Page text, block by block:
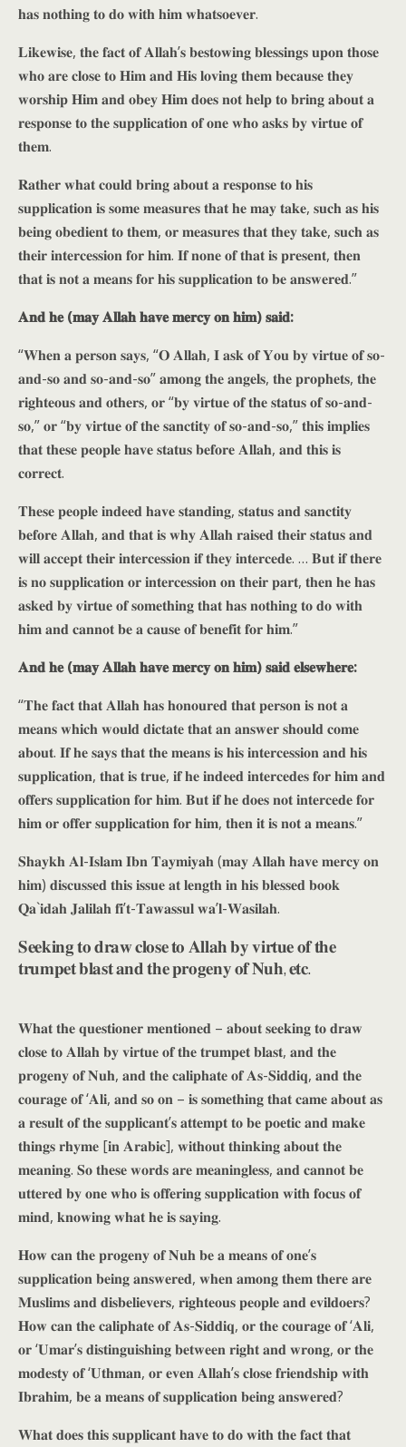
𝐡𝐚𝐬 𝐧𝐨𝐭𝐡𝐢𝐧𝐠 𝐭𝐨 𝐝𝐨 𝐰𝐢𝐭𝐡 𝐡𝐢𝐦 𝐰𝐡𝐚𝐭𝐬𝐨𝐞𝐯𝐞𝐫.
𝐋𝐢𝐤𝐞𝐰𝐢𝐬𝐞, 𝐭𝐡𝐞 𝐟𝐚𝐜𝐭 𝐨𝐟 𝐀𝐥𝐥𝐚𝐡’𝐬 𝐛𝐞𝐬𝐭𝐨𝐰𝐢𝐧𝐠 𝐛𝐥𝐞𝐬𝐬𝐢𝐧𝐠𝐬 𝐮𝐩𝐨𝐧 𝐭𝐡𝐨𝐬𝐞
𝐰𝐡𝐨 𝐚𝐫𝐞 𝐜𝐥𝐨𝐬𝐞 𝐭𝐨 𝐇𝐢𝐦 𝐚𝐧𝐝 𝐇𝐢𝐬 𝐥𝐨𝐯𝐢𝐧𝐠 𝐭𝐡𝐞𝐦 𝐛𝐞𝐜𝐚𝐮𝐬𝐞 𝐭𝐡𝐞𝐲
𝐰𝐨𝐫𝐬𝐡𝐢𝐩 𝐇𝐢𝐦 𝐚𝐧𝐝 𝐨𝐛𝐞𝐲 𝐇𝐢𝐦 𝐝𝐨𝐞𝐬 𝐧𝐨𝐭 𝐡𝐞𝐥𝐩 𝐭𝐨 𝐛𝐫𝐢𝐧𝐠 𝐚𝐛𝐨𝐮𝐭 𝐚
𝐫𝐞𝐬𝐩𝐨𝐧𝐬𝐞 𝐭𝐨 𝐭𝐡𝐞 𝐬𝐮𝐩𝐩𝐥𝐢𝐜𝐚𝐭𝐢𝐨𝐧 𝐨𝐟 𝐨𝐧𝐞 𝐰𝐡𝐨 𝐚𝐬𝐤𝐬 𝐛𝐲 𝐯𝐢𝐫𝐭𝐮𝐞 𝐨𝐟
𝐭𝐡𝐞𝐦.
𝐑𝐚𝐭𝐡𝐞𝐫 𝐰𝐡𝐚𝐭 𝐜𝐨𝐮𝐥𝐝 𝐛𝐫𝐢𝐧𝐠 𝐚𝐛𝐨𝐮𝐭 𝐚 𝐫𝐞𝐬𝐩𝐨𝐧𝐬𝐞 𝐭𝐨 𝐡𝐢𝐬
𝐬𝐮𝐩𝐩𝐥𝐢𝐜𝐚𝐭𝐢𝐨𝐧 𝐢𝐬 𝐬𝐨𝐦𝐞 𝐦𝐞𝐚𝐬𝐮𝐫𝐞𝐬 𝐭𝐡𝐚𝐭 𝐡𝐞 𝐦𝐚𝐲 𝐭𝐚𝐤𝐞, 𝐬𝐮𝐜𝐡 𝐚𝐬 𝐡𝐢𝐬
𝐛𝐞𝐢𝐧𝐠 𝐨𝐛𝐞𝐝𝐢𝐞𝐧𝐭 𝐭𝐨 𝐭𝐡𝐞𝐦, 𝐨𝐫 𝐦𝐞𝐚𝐬𝐮𝐫𝐞𝐬 𝐭𝐡𝐚𝐭 𝐭𝐡𝐞𝐲 𝐭𝐚𝐤𝐞, 𝐬𝐮𝐜𝐡 𝐚𝐬
𝐭𝐡𝐞𝐢𝐫 𝐢𝐧𝐭𝐞𝐫𝐜𝐞𝐬𝐬𝐢𝐨𝐧 𝐟𝐨𝐫 𝐡𝐢𝐦. 𝐈𝐟 𝐧𝐨𝐧𝐞 𝐨𝐟 𝐭𝐡𝐚𝐭 𝐢𝐬 𝐩𝐫𝐞𝐬𝐞𝐧𝐭, 𝐭𝐡𝐞𝐧
𝐭𝐡𝐚𝐭 𝐢𝐬 𝐧𝐨𝐭 𝐚 𝐦𝐞𝐚𝐧𝐬 𝐟𝐨𝐫 𝐡𝐢𝐬 𝐬𝐮𝐩𝐩𝐥𝐢𝐜𝐚𝐭𝐢𝐨𝐧 𝐭𝐨 𝐛𝐞 𝐚𝐧𝐬𝐰𝐞𝐫𝐞𝐝.”
𝐀𝐧𝐝 𝐡𝐞 (𝐦𝐚𝐲 𝐀𝐥𝐥𝐚𝐡 𝐡𝐚𝐯𝐞 𝐦𝐞𝐫𝐜𝐲 𝐨𝐧 𝐡𝐢𝐦) 𝐬𝐚𝐢𝐝:
“𝐖𝐡𝐞𝐧 𝐚 𝐩𝐞𝐫𝐬𝐨𝐧 𝐬𝐚𝐲𝐬, “𝐎 𝐀𝐥𝐥𝐚𝐡, 𝐈 𝐚𝐬𝐤 𝐨𝐟 𝐘𝐨𝐮 𝐛𝐲 𝐯𝐢𝐫𝐭𝐮𝐞 𝐨𝐟 𝐬𝐨-
𝐚𝐧𝐝-𝐬𝐨 𝐚𝐧𝐝 𝐬𝐨-𝐚𝐧𝐝-𝐬𝐨” 𝐚𝐦𝐨𝐧𝐠 𝐭𝐡𝐞 𝐚𝐧𝐠𝐞𝐥𝐬, 𝐭𝐡𝐞 𝐩𝐫𝐨𝐩𝐡𝐞𝐭𝐬, 𝐭𝐡𝐞
𝐫𝐢𝐠𝐡𝐭𝐞𝐨𝐮𝐬 𝐚𝐧𝐝 𝐨𝐭𝐡𝐞𝐫𝐬, 𝐨𝐫 “𝐛𝐲 𝐯𝐢𝐫𝐭𝐮𝐞 𝐨𝐟 𝐭𝐡𝐞 𝐬𝐭𝐚𝐭𝐮𝐬 𝐨𝐟 𝐬𝐨-𝐚𝐧𝐝-
𝐬𝐨,” 𝐨𝐫 “𝐛𝐲 𝐯𝐢𝐫𝐭𝐮𝐞 𝐨𝐟 𝐭𝐡𝐞 𝐬𝐚𝐧𝐜𝐭𝐢𝐭𝐲 𝐨𝐟 𝐬𝐨-𝐚𝐧𝐝-𝐬𝐨,” 𝐭𝐡𝐢𝐬 𝐢𝐦𝐩𝐥𝐢𝐞𝐬
𝐭𝐡𝐚𝐭 𝐭𝐡𝐞𝐬𝐞 𝐩𝐞𝐨𝐩𝐥𝐞 𝐡𝐚𝐯𝐞 𝐬𝐭𝐚𝐭𝐮𝐬 𝐛𝐞𝐟𝐨𝐫𝐞 𝐀𝐥𝐥𝐚𝐡, 𝐚𝐧𝐝 𝐭𝐡𝐢𝐬 𝐢𝐬
𝐜𝐨𝐫𝐫𝐞𝐜𝐭.
𝐓𝐡𝐞𝐬𝐞 𝐩𝐞𝐨𝐩𝐥𝐞 𝐢𝐧𝐝𝐞𝐞𝐝 𝐡𝐚𝐯𝐞 𝐬𝐭𝐚𝐧𝐝𝐢𝐧𝐠, 𝐬𝐭𝐚𝐭𝐮𝐬 𝐚𝐧𝐝 𝐬𝐚𝐧𝐜𝐭𝐢𝐭𝐲
𝐛𝐞𝐟𝐨𝐫𝐞 𝐀𝐥𝐥𝐚𝐡, 𝐚𝐧𝐝 𝐭𝐡𝐚𝐭 𝐢𝐬 𝐰𝐡𝐲 𝐀𝐥𝐥𝐚𝐡 𝐫𝐚𝐢𝐬𝐞𝐝 𝐭𝐡𝐞𝐢𝐫 𝐬𝐭𝐚𝐭𝐮𝐬 𝐚𝐧𝐝
𝐰𝐢𝐥𝐥 𝐚𝐜𝐜𝐞𝐩𝐭 𝐭𝐡𝐞𝐢𝐫 𝐢𝐧𝐭𝐞𝐫𝐜𝐞𝐬𝐬𝐢𝐨𝐧 𝐢𝐟 𝐭𝐡𝐞𝐲 𝐢𝐧𝐭𝐞𝐫𝐜𝐞𝐝𝐞. … 𝐁𝐮𝐭 𝐢𝐟 𝐭𝐡𝐞𝐫𝐞
𝐢𝐬 𝐧𝐨 𝐬𝐮𝐩𝐩𝐥𝐢𝐜𝐚𝐭𝐢𝐨𝐧 𝐨𝐫 𝐢𝐧𝐭𝐞𝐫𝐜𝐞𝐬𝐬𝐢𝐨𝐧 𝐨𝐧 𝐭𝐡𝐞𝐢𝐫 𝐩𝐚𝐫𝐭, 𝐭𝐡𝐞𝐧 𝐡𝐞 𝐡𝐚𝐬
𝐚𝐬𝐤𝐞𝐝 𝐛𝐲 𝐯𝐢𝐫𝐭𝐮𝐞 𝐨𝐟 𝐬𝐨𝐦𝐞𝐭𝐡𝐢𝐧𝐠 𝐭𝐡𝐚𝐭 𝐡𝐚𝐬 𝐧𝐨𝐭𝐡𝐢𝐧𝐠 𝐭𝐨 𝐝𝐨 𝐰𝐢𝐭𝐡
𝐡𝐢𝐦 𝐚𝐧𝐝 𝐜𝐚𝐧𝐧𝐨𝐭 𝐛𝐞 𝐚 𝐜𝐚𝐮𝐬𝐞 𝐨𝐟 𝐛𝐞𝐧𝐞𝐟𝐢𝐭 𝐟𝐨𝐫 𝐡𝐢𝐦.”
𝐀𝐧𝐝 𝐡𝐞 (𝐦𝐚𝐲 𝐀𝐥𝐥𝐚𝐡 𝐡𝐚𝐯𝐞 𝐦𝐞𝐫𝐜𝐲 𝐨𝐧 𝐡𝐢𝐦) 𝐬𝐚𝐢𝐝 𝐞𝐥𝐬𝐞𝐰𝐡𝐞𝐫𝐞:
“𝐓𝐡𝐞 𝐟𝐚𝐜𝐭 𝐭𝐡𝐚𝐭 𝐀𝐥𝐥𝐚𝐡 𝐡𝐚𝐬 𝐡𝐨𝐧𝐨𝐮𝐫𝐞𝐝 𝐭𝐡𝐚𝐭 𝐩𝐞𝐫𝐬𝐨𝐧 𝐢𝐬 𝐧𝐨𝐭 𝐚
𝐦𝐞𝐚𝐧𝐬 𝐰𝐡𝐢𝐜𝐡 𝐰𝐨𝐮𝐥𝐝 𝐝𝐢𝐜𝐭𝐚𝐭𝐞 𝐭𝐡𝐚𝐭 𝐚𝐧 𝐚𝐧𝐬𝐰𝐞𝐫 𝐬𝐡𝐨𝐮𝐥𝐝 𝐜𝐨𝐦𝐞
𝐚𝐛𝐨𝐮𝐭. 𝐈𝐟 𝐡𝐞 𝐬𝐚𝐲𝐬 𝐭𝐡𝐚𝐭 𝐭𝐡𝐞 𝐦𝐞𝐚𝐧𝐬 𝐢𝐬 𝐡𝐢𝐬 𝐢𝐧𝐭𝐞𝐫𝐜𝐞𝐬𝐬𝐢𝐨𝐧 𝐚𝐧𝐝 𝐡𝐢𝐬
𝐬𝐮𝐩𝐩𝐥𝐢𝐜𝐚𝐭𝐢𝐨𝐧, 𝐭𝐡𝐚𝐭 𝐢𝐬 𝐭𝐫𝐮𝐞, 𝐢𝐟 𝐡𝐞 𝐢𝐧𝐝𝐞𝐞𝐝 𝐢𝐧𝐭𝐞𝐫𝐜𝐞𝐝𝐞𝐬 𝐟𝐨𝐫 𝐡𝐢𝐦 𝐚𝐧𝐝
𝐨𝐟𝐟𝐞𝐫𝐬 𝐬𝐮𝐩𝐩𝐥𝐢𝐜𝐚𝐭𝐢𝐨𝐧 𝐟𝐨𝐫 𝐡𝐢𝐦. 𝐁𝐮𝐭 𝐢𝐟 𝐡𝐞 𝐝𝐨𝐞𝐬 𝐧𝐨𝐭 𝐢𝐧𝐭𝐞𝐫𝐜𝐞𝐝𝐞 𝐟𝐨𝐫
𝐡𝐢𝐦 𝐨𝐫 𝐨𝐟𝐟𝐞𝐫 𝐬𝐮𝐩𝐩𝐥𝐢𝐜𝐚𝐭𝐢𝐨𝐧 𝐟𝐨𝐫 𝐡𝐢𝐦, 𝐭𝐡𝐞𝐧 𝐢𝐭 𝐢𝐬 𝐧𝐨𝐭 𝐚 𝐦𝐞𝐚𝐧𝐬.”
𝐒𝐡𝐚𝐲𝐤𝐡 𝐀𝐥-𝐈𝐬𝐥𝐚𝐦 𝐈𝐛𝐧 𝐓𝐚𝐲𝐦𝐢𝐲𝐚𝐡 (𝐦𝐚𝐲 𝐀𝐥𝐥𝐚𝐡 𝐡𝐚𝐯𝐞 𝐦𝐞𝐫𝐜𝐲 𝐨𝐧
𝐡𝐢𝐦) 𝐝𝐢𝐬𝐜𝐮𝐬𝐬𝐞𝐝 𝐭𝐡𝐢𝐬 𝐢𝐬𝐬𝐮𝐞 𝐚𝐭 𝐥𝐞𝐧𝐠𝐭𝐡 𝐢𝐧 𝐡𝐢𝐬 𝐛𝐥𝐞𝐬𝐬𝐞𝐝 𝐛𝐨𝐨𝐤
𝐐𝐚`𝐢𝐝𝐚𝐡 𝐉𝐚𝐥𝐢𝐥𝐚𝐡 𝐟𝐢’𝐭-𝐓𝐚𝐰𝐚𝐬𝐬𝐮𝐥 𝐰𝐚’𝐥-𝐖𝐚𝐬𝐢𝐥𝐚𝐡.
𝐒𝐞𝐞𝐤𝐢𝐧𝐠 𝐭𝐨 𝐝𝐫𝐚𝐰 𝐜𝐥𝐨𝐬𝐞 𝐭𝐨 𝐀𝐥𝐥𝐚𝐡 𝐛𝐲 𝐯𝐢𝐫𝐭𝐮𝐞 𝐨𝐟 𝐭𝐡𝐞
𝐭𝐫𝐮𝐦𝐩𝐞𝐭 𝐛𝐥𝐚𝐬𝐭 𝐚𝐧𝐝 𝐭𝐡𝐞 𝐩𝐫𝐨𝐠𝐞𝐧𝐲 𝐨𝐟 𝐍𝐮𝐡, 𝐞𝐭𝐜.
𝐖𝐡𝐚𝐭 𝐭𝐡𝐞 𝐪𝐮𝐞𝐬𝐭𝐢𝐨𝐧𝐞𝐫 𝐦𝐞𝐧𝐭𝐢𝐨𝐧𝐞𝐝 – 𝐚𝐛𝐨𝐮𝐭 𝐬𝐞𝐞𝐤𝐢𝐧𝐠 𝐭𝐨 𝐝𝐫𝐚𝐰
𝐜𝐥𝐨𝐬𝐞 𝐭𝐨 𝐀𝐥𝐥𝐚𝐡 𝐛𝐲 𝐯𝐢𝐫𝐭𝐮𝐞 𝐨𝐟 𝐭𝐡𝐞 𝐭𝐫𝐮𝐦𝐩𝐞𝐭 𝐛𝐥𝐚𝐬𝐭, 𝐚𝐧𝐝 𝐭𝐡𝐞
𝐩𝐫𝐨𝐠𝐞𝐧𝐲 𝐨𝐟 𝐍𝐮𝐡, 𝐚𝐧𝐝 𝐭𝐡𝐞 𝐜𝐚𝐥𝐢𝐩𝐡𝐚𝐭𝐞 𝐨𝐟 𝐀𝐬-𝐒𝐢𝐝𝐝𝐢𝐪, 𝐚𝐧𝐝 𝐭𝐡𝐞
𝐜𝐨𝐮𝐫𝐚𝐠𝐞 𝐨𝐟 ‘𝐀𝐥𝐢, 𝐚𝐧𝐝 𝐬𝐨 𝐨𝐧 – 𝐢𝐬 𝐬𝐨𝐦𝐞𝐭𝐡𝐢𝐧𝐠 𝐭𝐡𝐚𝐭 𝐜𝐚𝐦𝐞 𝐚𝐛𝐨𝐮𝐭 𝐚𝐬
𝐚 𝐫𝐞𝐬𝐮𝐥𝐭 𝐨𝐟 𝐭𝐡𝐞 𝐬𝐮𝐩𝐩𝐥𝐢𝐜𝐚𝐧𝐭’𝐬 𝐚𝐭𝐭𝐞𝐦𝐩𝐭 𝐭𝐨 𝐛𝐞 𝐩𝐨𝐞𝐭𝐢𝐜 𝐚𝐧𝐝 𝐦𝐚𝐤𝐞
𝐭𝐡𝐢𝐧𝐠𝐬 𝐫𝐡𝐲𝐦𝐞 [𝐢𝐧 𝐀𝐫𝐚𝐛𝐢𝐜], 𝐰𝐢𝐭𝐡𝐨𝐮𝐭 𝐭𝐡𝐢𝐧𝐤𝐢𝐧𝐠 𝐚𝐛𝐨𝐮𝐭 𝐭𝐡𝐞
𝐦𝐞𝐚𝐧𝐢𝐧𝐠. 𝐒𝐨 𝐭𝐡𝐞𝐬𝐞 𝐰𝐨𝐫𝐝𝐬 𝐚𝐫𝐞 𝐦𝐞𝐚𝐧𝐢𝐧𝐠𝐥𝐞𝐬𝐬, 𝐚𝐧𝐝 𝐜𝐚𝐧𝐧𝐨𝐭 𝐛𝐞
𝐮𝐭𝐭𝐞𝐫𝐞𝐝 𝐛𝐲 𝐨𝐧𝐞 𝐰𝐡𝐨 𝐢𝐬 𝐨𝐟𝐟𝐞𝐫𝐢𝐧𝐠 𝐬𝐮𝐩𝐩𝐥𝐢𝐜𝐚𝐭𝐢𝐨𝐧 𝐰𝐢𝐭𝐡 𝐟𝐨𝐜𝐮𝐬 𝐨𝐟
𝐦𝐢𝐧𝐝, 𝐤𝐧𝐨𝐰𝐢𝐧𝐠 𝐰𝐡𝐚𝐭 𝐡𝐞 𝐢𝐬 𝐬𝐚𝐲𝐢𝐧𝐠.
𝐇𝐨𝐰 𝐜𝐚𝐧 𝐭𝐡𝐞 𝐩𝐫𝐨𝐠𝐞𝐧𝐲 𝐨𝐟 𝐍𝐮𝐡 𝐛𝐞 𝐚 𝐦𝐞𝐚𝐧𝐬 𝐨𝐟 𝐨𝐧𝐞’𝐬
𝐬𝐮𝐩𝐩𝐥𝐢𝐜𝐚𝐭𝐢𝐨𝐧 𝐛𝐞𝐢𝐧𝐠 𝐚𝐧𝐬𝐰𝐞𝐫𝐞𝐝, 𝐰𝐡𝐞𝐧 𝐚𝐦𝐨𝐧𝐠 𝐭𝐡𝐞𝐦 𝐭𝐡𝐞𝐫𝐞 𝐚𝐫𝐞
𝐌𝐮𝐬𝐥𝐢𝐦𝐬 𝐚𝐧𝐝 𝐝𝐢𝐬𝐛𝐞𝐥𝐢𝐞𝐯𝐞𝐫𝐬, 𝐫𝐢𝐠𝐡𝐭𝐞𝐨𝐮𝐬 𝐩𝐞𝐨𝐩𝐥𝐞 𝐚𝐧𝐝 𝐞𝐯𝐢𝐥𝐝𝐨𝐞𝐫𝐬?
𝐇𝐨𝐰 𝐜𝐚𝐧 𝐭𝐡𝐞 𝐜𝐚𝐥𝐢𝐩𝐡𝐚𝐭𝐞 𝐨𝐟 𝐀𝐬-𝐒𝐢𝐝𝐝𝐢𝐪, 𝐨𝐫 𝐭𝐡𝐞 𝐜𝐨𝐮𝐫𝐚𝐠𝐞 𝐨𝐟 ‘𝐀𝐥𝐢,
𝐨𝐫 ‘𝐔𝐦𝐚𝐫’𝐬 𝐝𝐢𝐬𝐭𝐢𝐧𝐠𝐮𝐢𝐬𝐡𝐢𝐧𝐠 𝐛𝐞𝐭𝐰𝐞𝐞𝐧 𝐫𝐢𝐠𝐡𝐭 𝐚𝐧𝐝 𝐰𝐫𝐨𝐧𝐠, 𝐨𝐫 𝐭𝐡𝐞
𝐦𝐨𝐝𝐞𝐬𝐭𝐲 𝐨𝐟 ‘𝐔𝐭𝐡𝐦𝐚𝐧, 𝐨𝐫 𝐞𝐯𝐞𝐧 𝐀𝐥𝐥𝐚𝐡’𝐬 𝐜𝐥𝐨𝐬𝐞 𝐟𝐫𝐢𝐞𝐧𝐝𝐬𝐡𝐢𝐩 𝐰𝐢𝐭𝐡
𝐈𝐛𝐫𝐚𝐡𝐢𝐦, 𝐛𝐞 𝐚 𝐦𝐞𝐚𝐧𝐬 𝐨𝐟 𝐬𝐮𝐩𝐩𝐥𝐢𝐜𝐚𝐭𝐢𝐨𝐧 𝐛𝐞𝐢𝐧𝐠 𝐚𝐧𝐬𝐰𝐞𝐫𝐞𝐝?
𝐖𝐡𝐚𝐭 𝐝𝐨𝐞𝐬 𝐭𝐡𝐢𝐬 𝐬𝐮𝐩𝐩𝐥𝐢𝐜𝐚𝐧𝐭 𝐡𝐚𝐯𝐞 𝐭𝐨 𝐝𝐨 𝐰𝐢𝐭𝐡 𝐭𝐡𝐞 𝐟𝐚𝐜𝐭 𝐭𝐡𝐚𝐭